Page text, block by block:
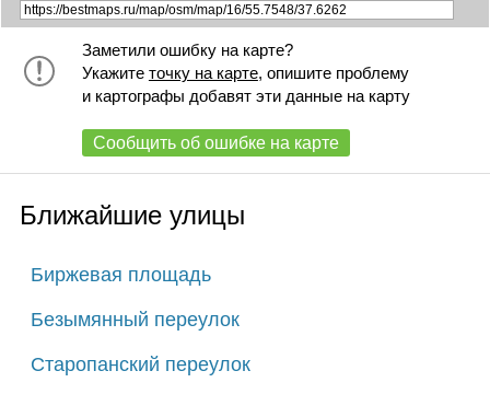
Заметили ошибку на карте?
Укажите точку на карте, опишите проблему
и картографы добавят эти данные на карту
Сообщить об ошибке на карте
Ближайшие улицы
Биржевая площадь
Безымянный переулок
Старопанский переулок